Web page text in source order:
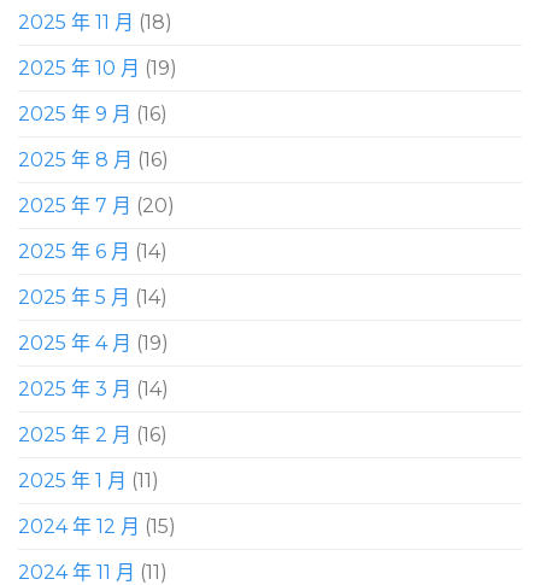
2025 年 11 月 (18)
2025 年 10 月 (19)
2025 年 9 月 (16)
2025 年 8 月 (16)
2025 年 7 月 (20)
2025 年 6 月 (14)
2025 年 5 月 (14)
2025 年 4 月 (19)
2025 年 3 月 (14)
2025 年 2 月 (16)
2025 年 1 月 (11)
2024 年 12 月 (15)
2024 年 11 月 (11)